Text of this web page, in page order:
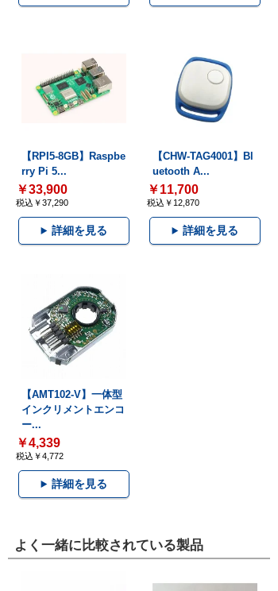
【RPI5-8GB】Raspbe
rry Pi 5...
￥33,900
税込￥37,290
詳細を見る
【CHW-TAG4001】Bl
uetooth A...
￥11,700
税込￥12,870
詳細を見る
【AMT102-V】一体型
インクリメントエンコ
ー...
￥4,339
税込￥4,772
詳細を見る
よく一緒に比較されている製品